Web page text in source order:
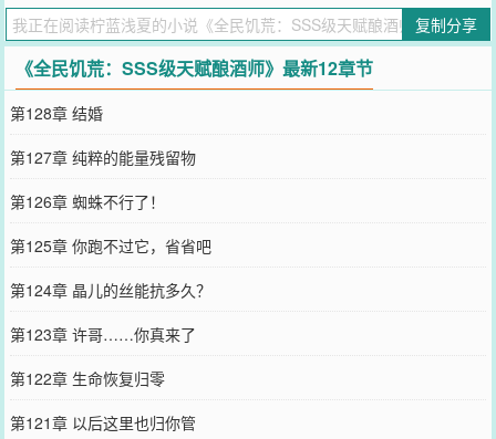
临，恐怖也随之显现。所有人都须牢记一句话——永恒领域存在世界
规则，永远不要试图改变规则！目标只有一个：活着！……许默本以
为自己的酿酒师天赋，在这种危机四伏的世界会随时丧命。可他却万
万没想到，自己的天赋，远比他想象的更加逆天。
您要是觉得《
向您QQ群和微博微信里的朋友推荐哦！
复制分享
《全民饥荒：SSS级天赋酿酒师》最新12章节
第128章 结婚
第127章 纯粹的能量残留物
第126章 蜘蛛不行了！
第125章 你跑不过它，省省吧
第124章 晶儿的丝能抗多久？
第123章 许哥……你真来了
第122章 生命恢复归零
第121章 以后这里也归你管